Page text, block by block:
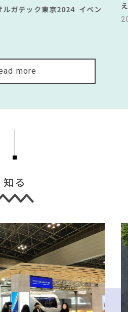
ルガテック東京2024 イベン
more
知る